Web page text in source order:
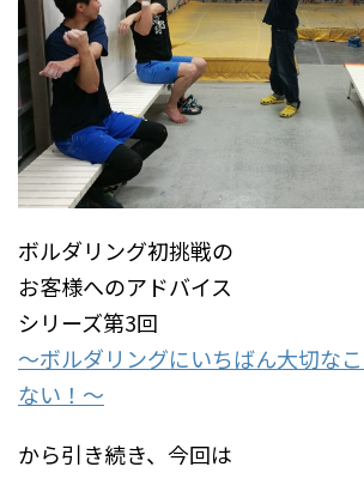
ボルダリング初挑戦の
お客様へのアドバイス
シリーズ第3回
～ボルダリングにいちばん大切な
ない！～
から引き続き、今回は